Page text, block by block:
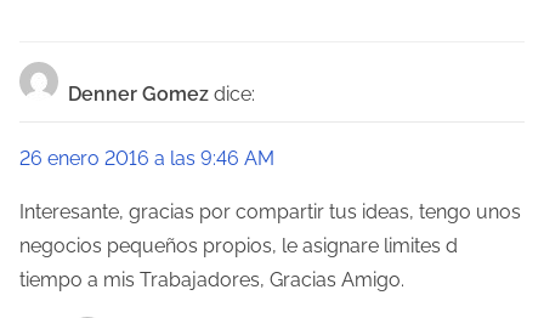
n
t
r
a
d
a
Denner Gomez dice:
26 enero 2016 a las 9:46 AM
Interesante, gracias por compartir tus ideas, tengo unos
negocios pequeños propios, le asignare limites d
tiempo a mis Trabajadores, Gracias Amigo.